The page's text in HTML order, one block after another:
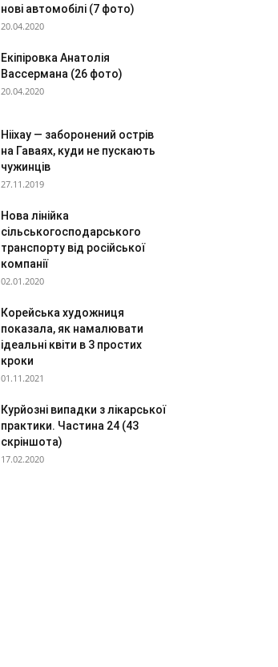
нові автомобілі (7 фото)
20.04.2020
Екіпіровка Анатолія
Вассермана (26 фото)
20.04.2020
Нііхау — заборонений острів
на Гаваях, куди не пускають
чужинців
27.11.2019
Нова лінійка
сільськогосподарського
транспорту від російської
компанії
02.01.2020
Корейська художниця
показала, як намалювати
ідеальні квіти в 3 простих
кроки
01.11.2021
Курйозні випадки з лікарської
практики. Частина 24 (43
скріншота)
17.02.2020